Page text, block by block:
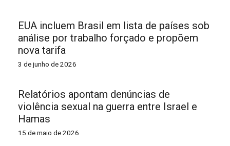
EUA incluem Brasil em lista de países sob
análise por trabalho forçado e propõem
nova tarifa
3 de junho de 2026
Relatórios apontam denúncias de
violência sexual na guerra entre Israel e
Hamas
15 de maio de 2026